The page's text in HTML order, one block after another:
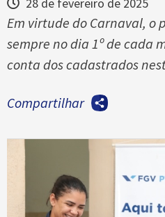
Em virtude do Carnaval, o
sempre no dia 1º de cada
conta dos cadastrados
Compartilhar